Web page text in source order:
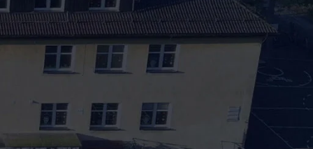
uczniowskie
Przyszłości
2024/2025
2025/2026
szkolne